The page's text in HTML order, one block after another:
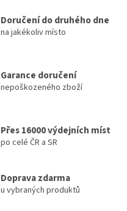
Doručení do druhého dne
na jakékoliv místo
Garance doručení
nepoškozeného zboží
Přes 16000 výdejních míst
po celé ČR a SR
Doprava zdarma
u vybraných produktů